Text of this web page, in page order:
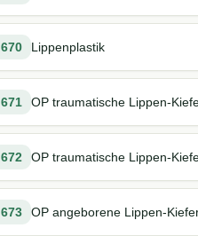
670 Lippenplastik
671 OP traumatische Lippen-
672 OP traumatische Lippen-
673 OP angeborene Lippen-